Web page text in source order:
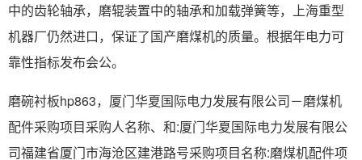
中的齿轮轴承，磨辊装置中的轴承和加载弹簧等，上海重型
机器厂仍然进口，保证了国产磨煤机的质量。根据年电力可
靠性指标发布会公。
磨碗衬板hp863，厦门华夏国际电力发展有限公司－磨煤机
配件采购项目采购人名称、和:厦门华夏国际电力发展有限公
司福建省厦门市海沧区建港路号采购项目名称:磨煤机配件项